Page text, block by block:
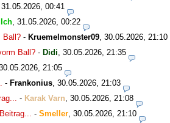
31.05.2026, 00:41
31.05.2026, 00:22
Ball? - Kruemelmonster09 30.05.2026, 21:10
Ball? - Didi 30.05.2026, 21:35
21:05
- Frankonius 30.05.2026, 21:03
- Karak Varn 30.05.2026, 21:08
- Smeller 30.05.2026, 21:10